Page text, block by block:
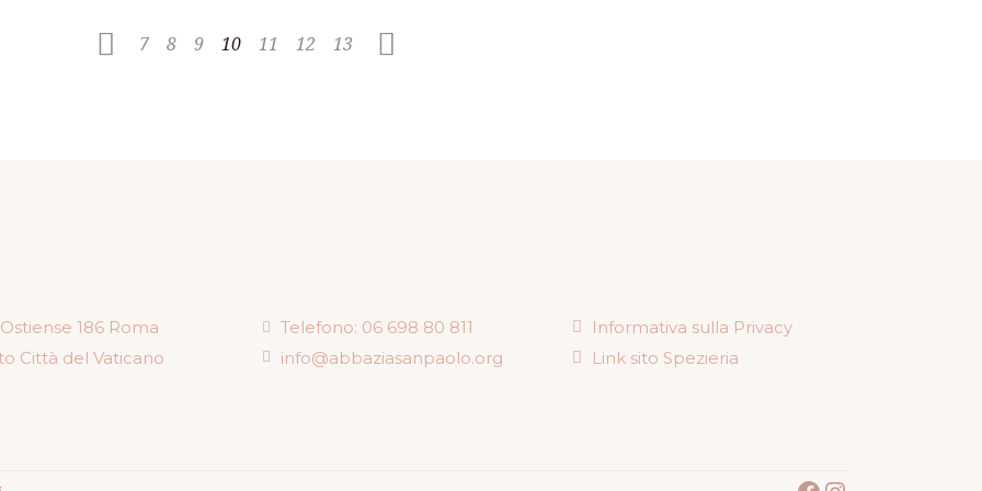
7 8 9 10 11 12 13
186 Roma
Città del Vaticano
Telefono: 06 698 80 811
info@abbaziasanpaolo.org
Informativa sulla Privacy
Link sito Spezieria